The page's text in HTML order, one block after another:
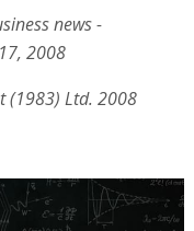
news -
2008
(1983) Ltd. 2008